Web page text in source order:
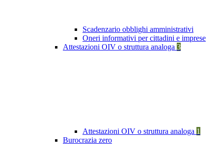
Scadenzario obblighi amministrativi
Oneri informativi per cittadini e imprese
Attestazioni OIV o struttura analoga 3
Attestazioni OIV o struttura analoga 1
Burocrazia zero